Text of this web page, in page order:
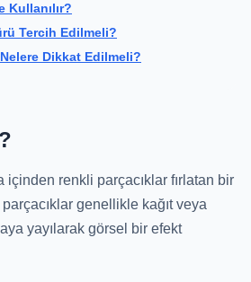
Kullanılır?
Tercih Edilmeli?
Dikkat Edilmeli?
içinden renkli parçacıklar fırlatan bir
genellikle kağıt veya
yayılarak görsel bir efekt